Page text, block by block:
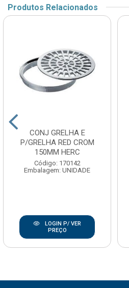
Produtos Relacionados
CONJ GRELHA E
P/GRELHA RED CROM
150MM HERC
Código: 170142
Embalagem: UNIDADE
LOGIN P/ VER
PREÇO